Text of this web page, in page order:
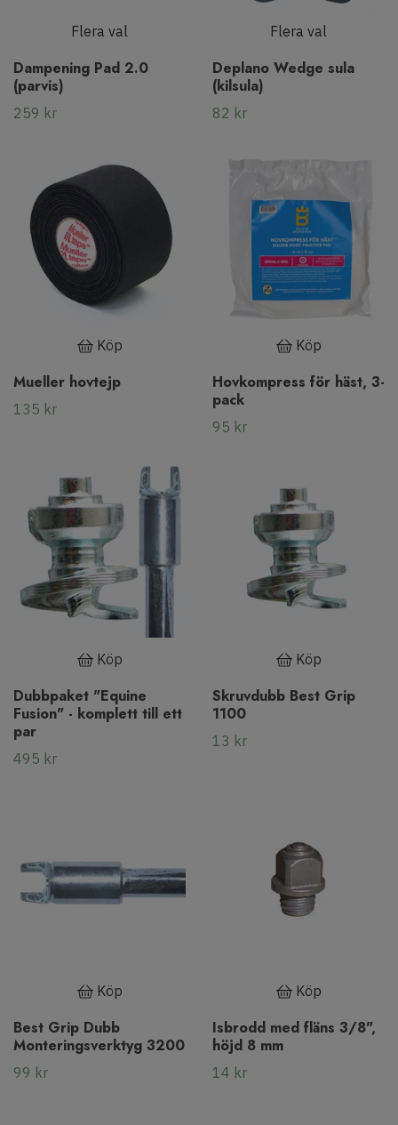
Flera val
Dampening Pad 2.0
(parvis)
259 kr
Flera val
Deplano Wedge sula
(kilsula)
82 kr
Köp
Mueller hovtejp
135 kr
Köp
Hovkompress för häst, 3-
pack
95 kr
Köp
Dubbpaket "Equine
Fusion" - komplett till ett
par
495 kr
Köp
Skruvdubb Best Grip
1100
13 kr
Köp
Best Grip Dubb
Monteringsverktyg 3200
99 kr
Köp
Isbrodd med fläns 3/8",
höjd 8 mm
14 kr